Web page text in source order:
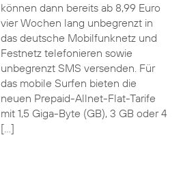
können dann bereits ab 8,99 Euro
vier Wochen lang unbegrenzt in
das deutsche Mobilfunknetz und
Festnetz telefonieren sowie
unbegrenzt SMS versenden. Für
das mobile Surfen bieten die
neuen Prepaid-Allnet-Flat-Tarife
mit 1,5 Giga-Byte (GB), 3 GB oder 4
[…]